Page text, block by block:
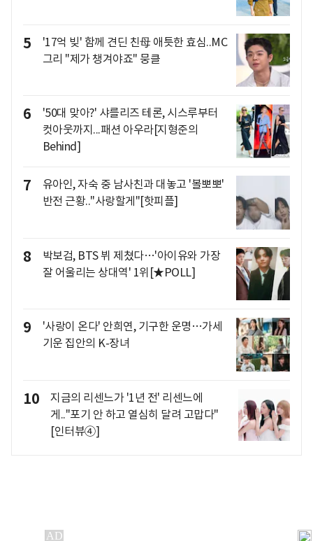
5
'17억 빚' 함께 견딘 친母 애틋한 효심..MC
그리 "제가 챙겨야죠" 뭉클
6
'50대 맞아?' 샤를리즈 테론, 시스루부터
컷아웃까지...패션 아우라[지형준의
Behind]
7
유아인, 자숙 중 남사친과 대놓고 '볼뽀뽀'
반전 근황.."사랑할게"[핫피플]
8
박보검, BTS 뷔 제쳤다…'아이유와 가장
잘 어울리는 상대역' 1위[★POLL]
9
'사랑이 온다' 안희연, 기구한 운명…가세
기운 집안의 K-장녀
10
지금의 리센느가 '1년 전' 리센느에
게.."포기 안 하고 열심히 달려 고맙다"
[인터뷰④]